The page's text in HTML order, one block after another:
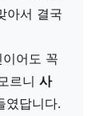
아서 결국
어도 꼭
르니 사
였답니다.